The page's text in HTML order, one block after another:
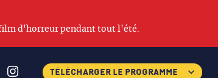
d'horreur pendant tout l'été.
FacebookInstagramTélécharger le programme